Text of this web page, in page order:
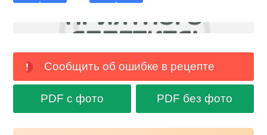
Сообщить об ошибке в рецепте
PDF с фото PDF без фото